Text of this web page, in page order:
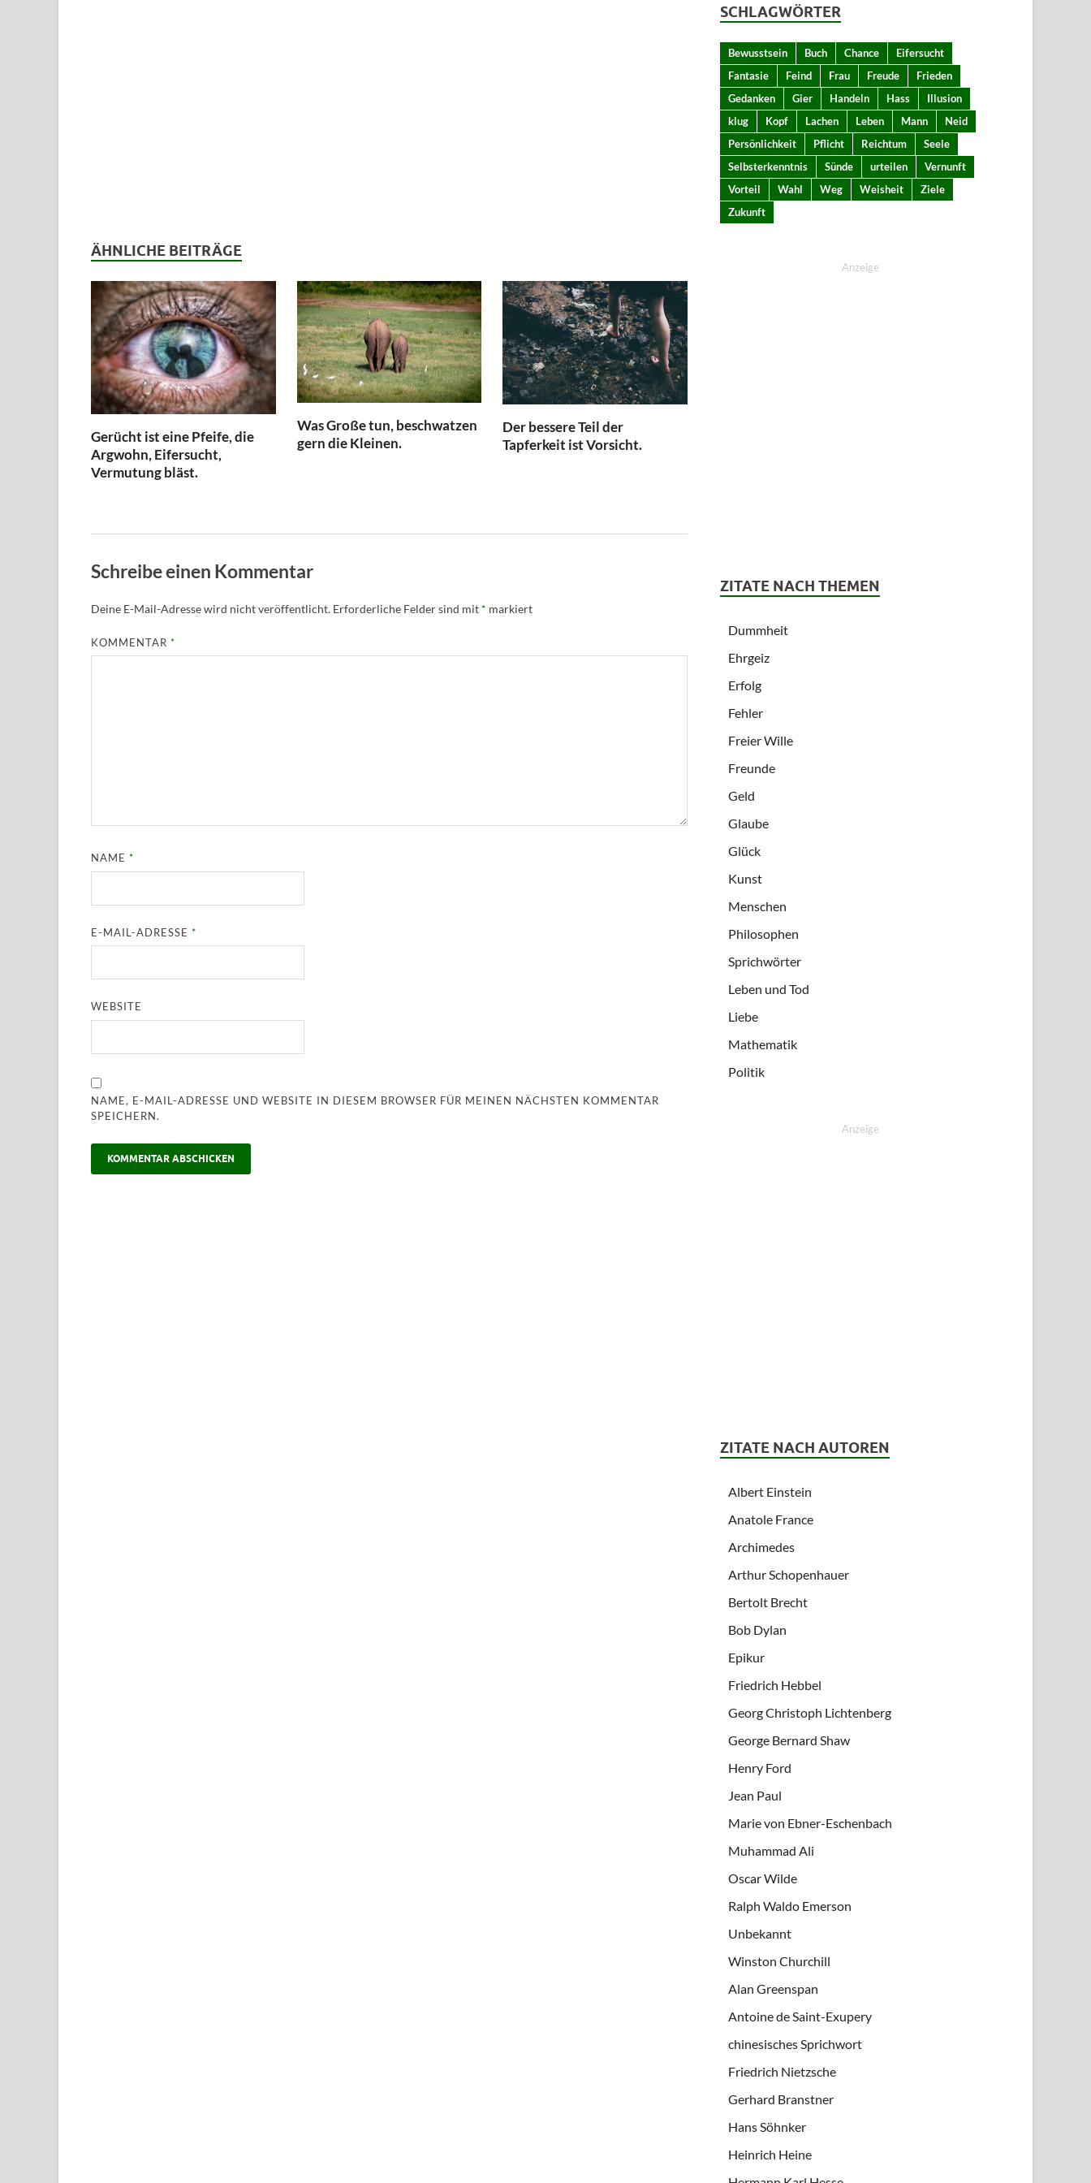
ÄHNLICHE BEITRÄGE
Gerücht ist eine Pfeife, die
Argwohn, Eifersucht,
Vermutung bläst.
Was Große tun, beschwatzen
gern die Kleinen.
Der bessere Teil der
Tapferkeit ist Vorsicht.
Schreibe einen Kommentar
Deine E-Mail-Adresse wird nicht veröffentlicht. Erforderliche Felder sind mit * markiert
KOMMENTAR*
NAME*
E-MAIL-ADRESSE*
WEBSITE
NAME, E-MAIL-ADRESSE UND WEBSITE IN DIESEM BROWSER FÜR MEINEN NÄCHSTEN KOMMENTAR
SPEICHERN.
SCHLAGWÖRTER
Bewusstsein Buch Chance
Eifersucht
Fantasie
Feind Frau Freude
Frieden
Gedanken
Gier Handeln Hass
Illusion
klug
Kopf Lachen Leben Mann
Neid
Persönlichkeit
Pflicht Reichtum
Seele
Selbsterkenntnis
Sünde urteilen
Vernunft
Vorteil
Wahl Weg Weisheit
Ziele
Zukunft
Anzeige
ZITATE NACH THEMEN
Dummheit
Ehrgeiz
Erfolg
Fehler
Freier Wille
Freunde
Geld
Glaube
Glück
Kunst
Menschen
Philosophen
Sprichwörter
Leben und Tod
Liebe
Mathematik
Politik
Anzeige
ZITATE NACH AUTOREN
Albert Einstein
Anatole France
Archimedes
Arthur Schopenhauer
Bertolt Brecht
Bob Dylan
Epikur
Friedrich Hebbel
Georg Christoph Lichtenberg
George Bernard Shaw
Henry Ford
Jean Paul
Marie von Ebner-Eschenbach
Muhammad Ali
Oscar Wilde
Ralph Waldo Emerson
Unbekannt
Winston Churchill
Alan Greenspan
Antoine de Saint-Exupery
chinesisches Sprichwort
Friedrich Nietzsche
Gerhard Branstner
Hans Söhnker
Heinrich Heine